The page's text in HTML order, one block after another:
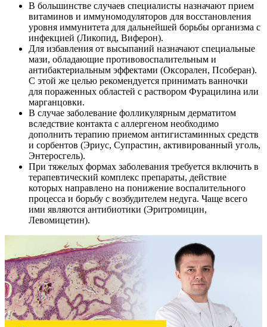
В большинстве случаев специалисты назначают прием
витаминов и иммуномодуляторов для восстановления
уровня иммунитета для дальнейшей борьбы организма с
инфекцией (Ликопид, Виферон).
Для избавления от высыпаний назначают специальные
мази, обладающие противовоспалительным и
антибактериальным эффектами (Оксорален, Псоберан).
С этой же целью рекомендуется принимать ванночки
для пораженных областей с раствором Фурацилина или
марганцовки.
В случае заболевание фолликулярным дерматитом
вследствие контакта с аллергеном необходимо
дополнить терапию приемом антигистаминных средств
и сорбентов (Эриус, Супрастин, активированный уголь,
Энтеросгель).
При тяжелых формах заболевания требуется включить в
терапевтический комплекс препараты, действие
которых направлено на понижение воспалительного
процесса и борьбу с возбудителем недуга. Чаще всего
ими являются антибиотики (Эритромицин,
Левомицетин).